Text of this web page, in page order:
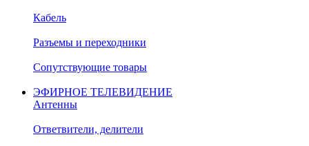
Кабель
Разъемы и переходники
Сопутствующие товары
ЭФИРНОЕ ТЕЛЕВИДЕНИЕ
Антенны
Ответвители, делители